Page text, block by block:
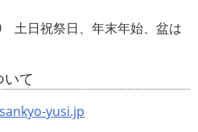
土日祝祭日、年末年始、盆は
いて
yusi.jp